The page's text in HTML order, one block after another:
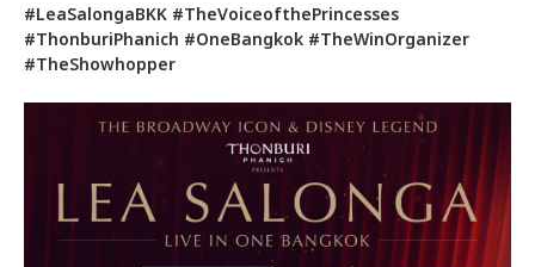
#LeaSalongaBKK #TheVoiceofthePrincesses
#ThonburiPhanich #OneBangkok #TheWinOrganizer
#TheShowhopper